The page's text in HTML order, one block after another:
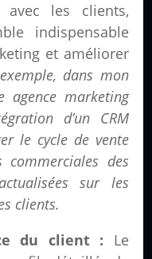
avec les clients,
indispensable
et améliorer
dans mon
agence marketing
d’un CRM
le cycle de vente
des
sur les
clients.
du client : Le